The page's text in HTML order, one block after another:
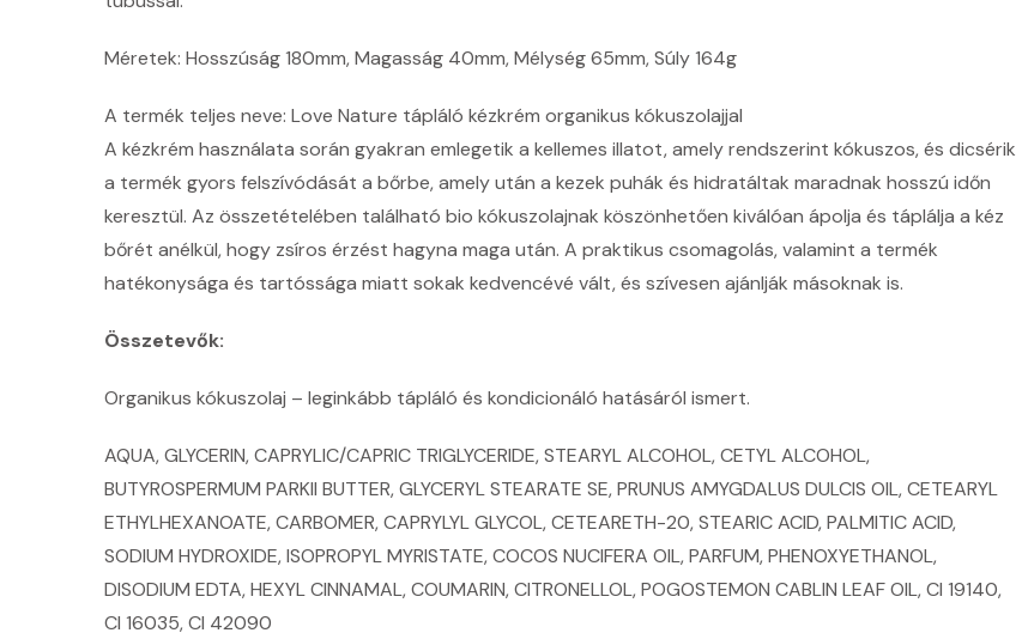
Méretek: Hosszúság 180mm, Magasság 40mm, Mélység 65mm, Súly 164g
A termék teljes neve: Love Nature tápláló kézkrém organikus kókuszolajjal
A kézkrém használata során gyakran emlegetik a kellemes illatot, amely rendszerint kókuszos, és dicsérik
a termék gyors felszívódását a bőrbe, amely után a kezek puhák és hidratáltak maradnak hosszú időn
keresztül. Az összetételében található bio kókuszolajnak köszönhetően kiválóan ápolja és táplálja a kéz
bőrét anélkül, hogy zsíros érzést hagyna maga után. A praktikus csomagolás, valamint a termék
hatékonysága és tartóssága miatt sokak kedvencévé vált, és szívesen ajánlják másoknak is.
Összetevők:
Organikus kókuszolaj – leginkább tápláló és kondicionáló hatásáról ismert.
AQUA, GLYCERIN, CAPRYLIC/CAPRIC TRIGLYCERIDE, STEARYL ALCOHOL, CETYL ALCOHOL,
BUTYROSPERMUM PARKII BUTTER, GLYCERYL STEARATE SE, PRUNUS AMYGDALUS DULCIS OIL, CETEARYL
ETHYLHEXANOATE, CARBOMER, CAPRYLYL GLYCOL, CETEARETH-20, STEARIC ACID, PALMITIC ACID,
SODIUM HYDROXIDE, ISOPROPYL MYRISTATE, COCOS NUCIFERA OIL, PARFUM, PHENOXYETHANOL,
DISODIUM EDTA, HEXYL CINNAMAL, COUMARIN, CITRONELLOL, POGOSTEMON CABLIN LEAF OIL, CI 19140,
CI 16035, CI 42090